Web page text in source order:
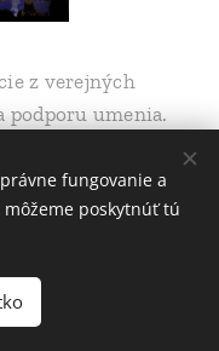
z verejných
podporu umenia.
ľahostajné.
fungovanie a
poskytnúť tú